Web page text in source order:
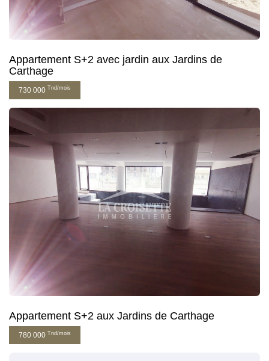
Appartement S+2 avec jardin aux Jardins de
Carthage
730 000 Tnd/mois
Appartement S+2 aux Jardins de Carthage
780 000 Tnd/mois